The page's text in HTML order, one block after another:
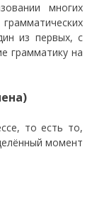
многих
из первых, с
грамматику на
то есть то,
момент